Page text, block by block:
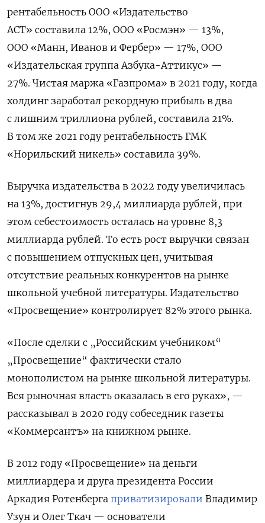
рентабельность ООО «Издательство
АСТ» составила 12%, ООО «Росмэн» — 13%,
ООО «Манн, Иванов и Фербер» — 17%, ООО
«Издательская группа Азбука-Аттикус» —
27%. Чистая маржа «Газпрома» в 2021 году, когда
холдинг заработал рекордную прибыль в два
с лишним триллиона рублей, составила 21%.
В том же 2021 году рентабельность ГМК
«Норильский никель» составила 39%.
Выручка издательства в 2022 году увеличилась
на 13%, достигнув 29,4 миллиарда рублей, при
этом себестоимость осталась на уровне 8,3
миллиарда рублей. То есть рост выручки связан
с повышением отпускных цен, учитывая
отсутствие реальных конкурентов на рынке
школьной учебной литературы. Издательство
«Просвещение» контролирует 82% этого рынка.
«После сделки с „Российским учебником“
„Просвещение“ фактически стало
монополистом на рынке школьной литературы.
Вся рыночная власть оказалась в его руках», —
рассказывал в 2020 году собеседник газеты
«Коммерсантъ» на книжном рынке.
В 2012 году «Просвещение» на деньги
миллиардера и друга президента России
Аркадия Ротенберга приватизировали Владимир
Узун и Олег Ткач — основатели